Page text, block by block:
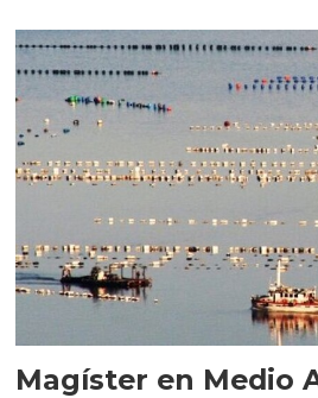
Magíster en Medio